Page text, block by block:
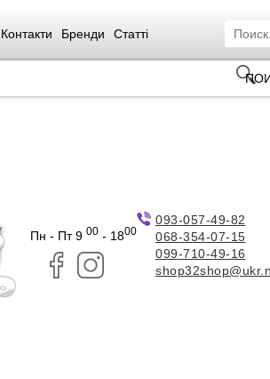
Контакти Бренди Статті
Пн - Пт 9 00 - 1800
093-057-49-82
068-354-07-15
099-710-49-16